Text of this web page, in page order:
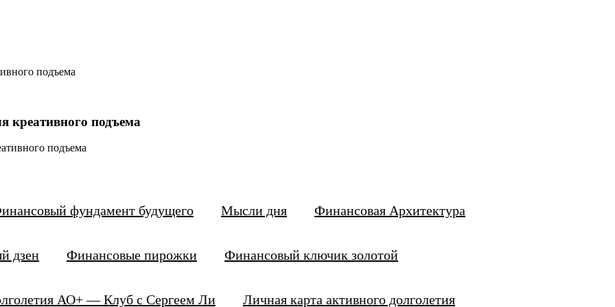
фундамент будущего Мысли дня Финансовая Архитектура
дзен Финансовые пирожки Финансовый ключик золотой
АО+ — Клуб с Сергеем Ли Личная карта активного долголетия
подъема
креативного подъема
новые идеи
собрал для вас
и подготовить почву для новых идей. Я всегда стараюсь высыпаться перед важными проектами!